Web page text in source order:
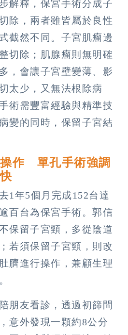
解釋，保宮手術分成子
除，兩者雖皆屬於良性
截然不同。子宮肌瘤邊
切除；肌腺瘤則無明確
，會讓子宮壁變薄、影
太少，又無法根除病
術需豐富經驗與精準技
變的同時，保留子宮結
作 單孔手術強調
1年5個月完成152台達
百台為保宮手術。郭信
保留子宮頸，多從陰道
若須保留子宮頸，則改
臍進行操作，兼顧生理
朋友看診，透過初篩問
意外發現一顆約8公分